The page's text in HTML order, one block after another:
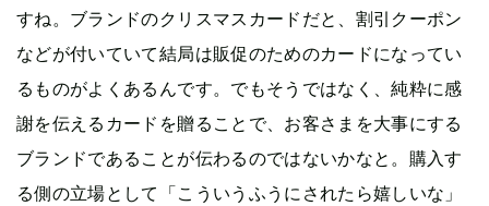
すね。ブランドのクリスマスカードだと、割引クーポン
などが付いていて結局は販促のためのカードになってい
るものがよくあるんです。でもそうではなく、純粋に感
謝を伝えるカードを贈ることで、お客さまを大事にする
ブランドであることが伝わるのではないかなと。購入す
る側の立場として「こういうふうにされたら嬉しいな」